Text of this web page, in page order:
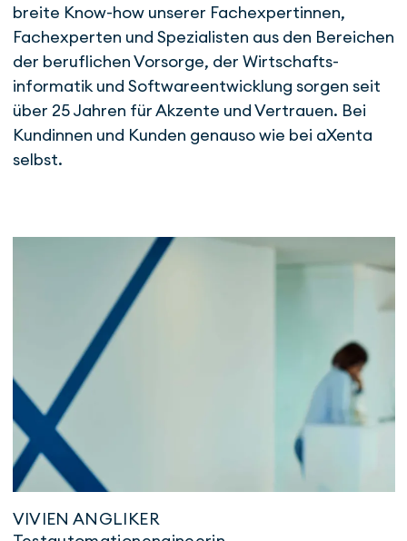
breite Know-how un­serer Fachexpertinnen,
Fachexperten und Spe­zia­lis­ten aus den Bereichen
der beruflichen Vorsorge, der Wirtschafts­
informatik und Software­entwicklung sorgen seit
über 25 Jahren für Akzente und Vertrauen. Bei
Kun­dinnen und Kunden genauso wie bei aXenta
selbst.
VIVIEN ANGLIKER